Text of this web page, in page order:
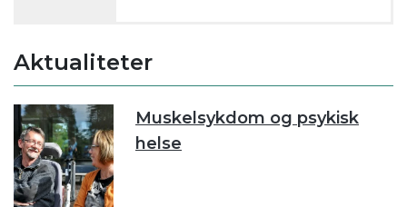
Aktualiteter
Muskelsykdom og psykisk
helse